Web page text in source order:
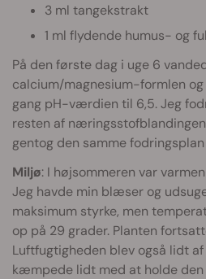
3 ml tangekstrakt
1 ml flydende humus- og
På den første dag i uge 6
calcium/magnesium-formlen
gang pH-værdien til 6,5. Jeg
resten af
gentog den samme fodringsplan
Miljø: I højsommeren var
Jeg havde min blæser og
maksimum styrke, men
op på 29 grader. Planten
Luftfugtigheden blev også lidt
kæmpede lidt med at holde den